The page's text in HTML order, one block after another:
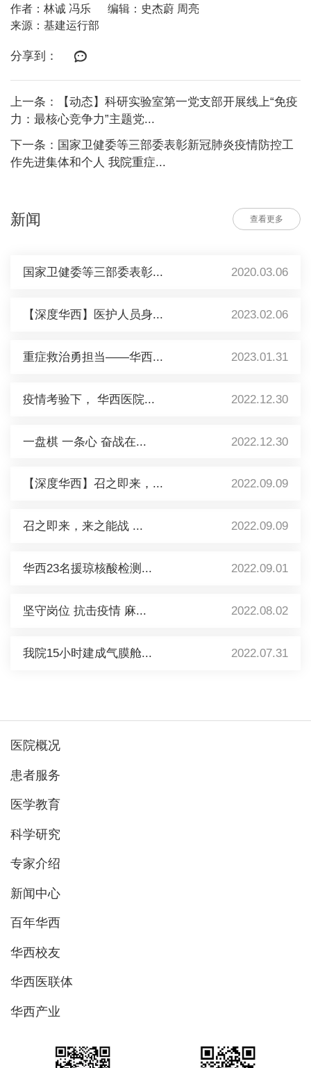
作者：林诚 冯乐
编辑：史杰蔚 周亮
来源：基建运行部
分享到：
上一条：【动态】科研实验室第一党支部开展线上“免疫
力：最核心竞争力”主题党...
下一条：国家卫健委等三部委表彰新冠肺炎疫情防控工
作先进集体和个人 我院重症...
新闻 查看更多
国家卫健委等三部委表彰... 2020.03.06
【深度华西】医护人员身... 2023.02.06
重症救治勇担当——华西... 2023.01.31
疫情考验下， 华西医院... 2022.12.30
一盘棋 一条心 奋战在... 2022.12.30
【深度华西】召之即来，... 2022.09.09
召之即来，来之能战 ... 2022.09.09
华西23名援琼核酸检测... 2022.09.01
坚守岗位 抗击疫情 麻... 2022.08.02
我院15小时建成气膜舱... 2022.07.31
医院概况
患者服务
医学教育
科学研究
专家介绍
新闻中心
百年华西
华西校友
华西医联体
华西产业